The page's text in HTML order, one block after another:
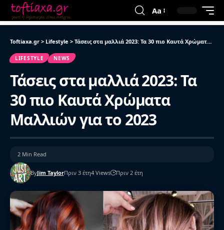
Aa
Toftiaxa.gr > Lifestyle > Τάσεις στα μαλλιά 2023: Τα 30 πιο Καυτά Χρώματα Μαλλιών για το 2023
LIFESTYLE NEWS
Τάσεις στα μαλλιά 2023: Τα
30 πιο Καυτά Χρώματα
Μαλλιών για το 2023
ByJim TaylorΠριν 3 έτη4 Views Πριν 2 έτη
2 Min Read